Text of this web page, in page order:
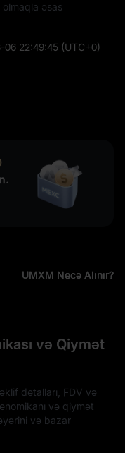
əsas
06 22:49:45 (UTC+0)
UMXM Necə Alınır?
və Qiymət
detalları, FDV və
və qiymət
və bazar